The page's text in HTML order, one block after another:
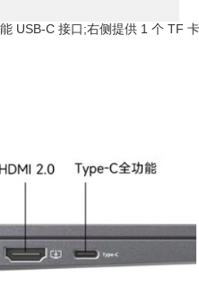
C 接口;右侧提供 1 个 TF